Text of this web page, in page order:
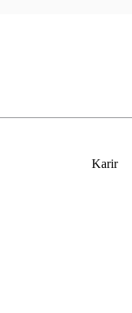
Karir